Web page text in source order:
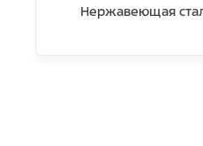
Нержавеющая